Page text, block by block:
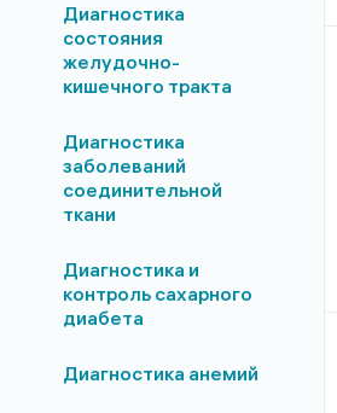
Диагностика
состояния
желудочно-
кишечного тракта
Диагностика
заболеваний
соединительной
ткани
Диагностика и
контроль сахарного
диабета
Диагностика анемий